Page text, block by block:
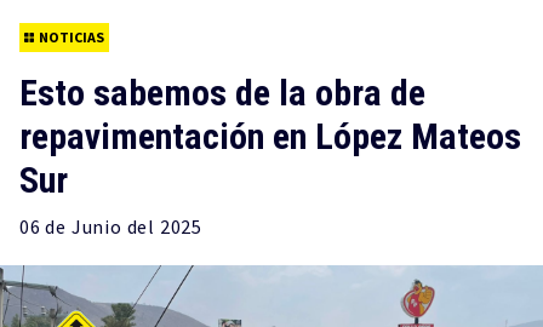
NOTICIAS
Esto sabemos de la obra de
repavimentación en López Mateos
Sur
06 de Junio del 2025